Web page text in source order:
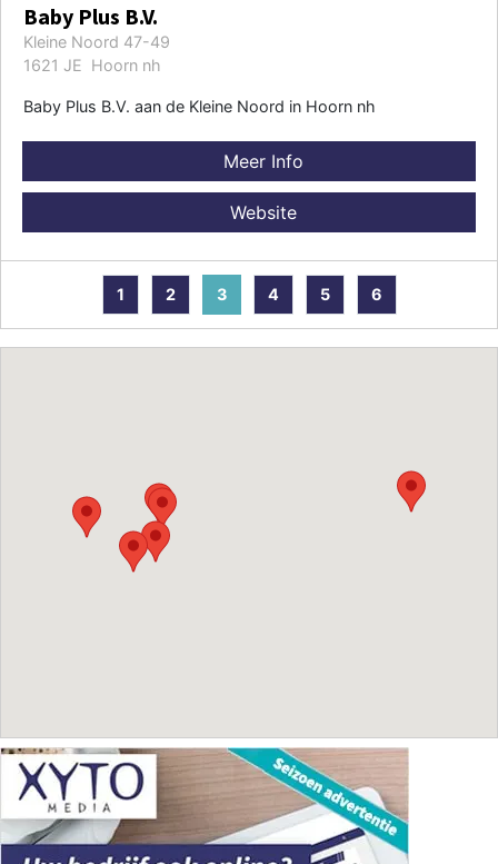
Baby Plus B.V.
Kleine Noord 47-49
1621 JE Hoorn nh
Baby Plus B.V. aan de Kleine Noord in Hoorn nh
Meer Info
Website
1 2 3 4 5 6